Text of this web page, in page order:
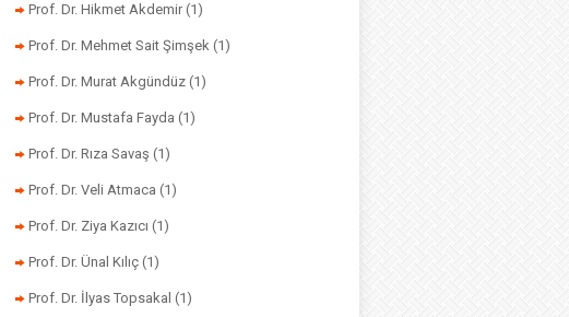
Prof. Dr. Hikmet Akdemir (1)
Prof. Dr. Mehmet Sait Şimşek (1)
Prof. Dr. Murat Akgündüz (1)
Prof. Dr. Mustafa Fayda (1)
Prof. Dr. Rıza Savaş (1)
Prof. Dr. Veli Atmaca (1)
Prof. Dr. Ziya Kazıcı (1)
Prof. Dr. Ünal Kılıç (1)
Prof. Dr. İlyas Topsakal (1)